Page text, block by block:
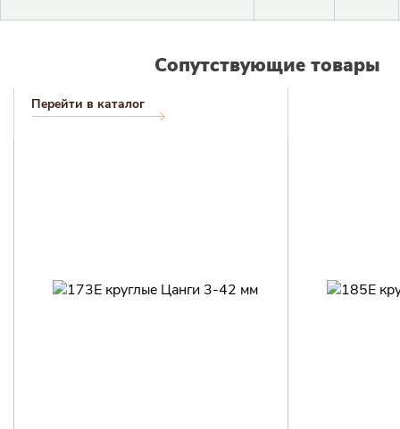
Перейти в каталог
Сопутствующие товары